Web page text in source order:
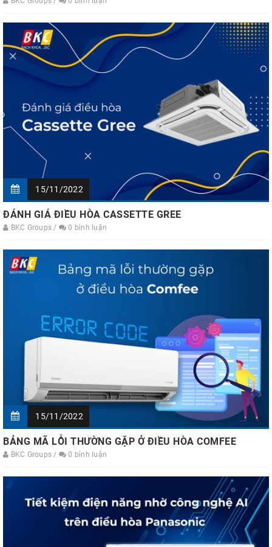
15/11/2022
ĐÁNH GIÁ ĐIỀU HÒA CASSETTE GREE
BKC Groups / 0 bình luận
15/11/2022
BẢNG MÃ LỖI THƯỜNG GẶP Ở ĐIỀU HÒA COMFEE
BKC Groups / 0 bình luận